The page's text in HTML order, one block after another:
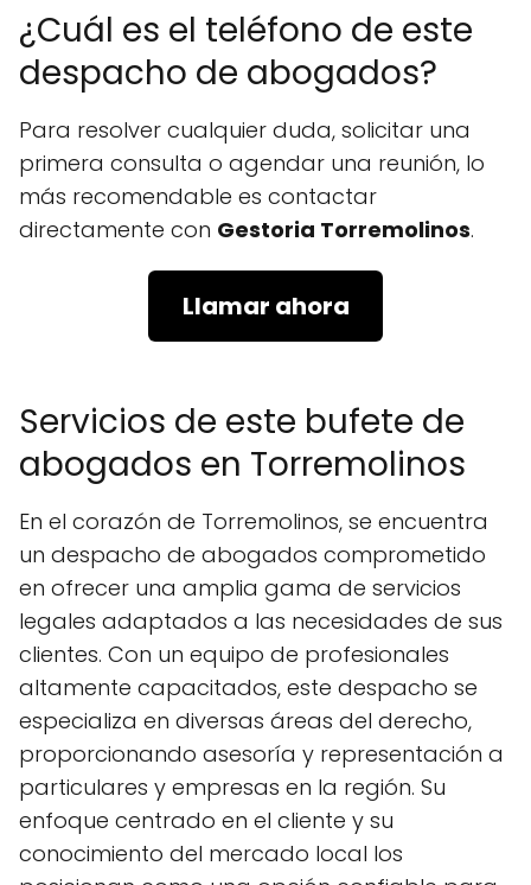
¿Cuál es el teléfono de este
despacho de abogados?
Para resolver cualquier duda, solicitar una
primera consulta o agendar una reunión, lo
más recomendable es contactar
directamente con Gestoria Torremolinos.
Llamar ahora
Servicios de este bufete de
abogados en Torremolinos
En el corazón de Torremolinos, se encuentra
un despacho de abogados comprometido
en ofrecer una amplia gama de servicios
legales adaptados a las necesidades de sus
clientes. Con un equipo de profesionales
altamente capacitados, este despacho se
especializa en diversas áreas del derecho,
proporcionando asesoría y representación a
particulares y empresas en la región. Su
enfoque centrado en el cliente y su
conocimiento del mercado local los